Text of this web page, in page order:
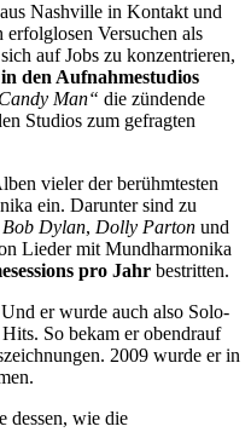
Nashville in Kontakt und
Versuchen als
auf Jobs zu konzentrieren,
den Aufnahmestudios
Man“ die zündende
Studios zum gefragten
vieler der berühmtesten
ein. Darunter sind zu
Bob Dylan, Dolly Parton und
Lieder mit Mundharmonika
pro Jahr bestritten.
er wurde auch also Solo-
So bekam er obendrauf
2009 wurde er in
dessen, wie die